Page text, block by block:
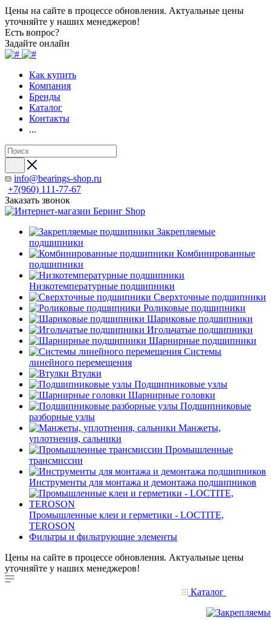
Цены на сайте в процессе обновления. Актуальные цены
уточняйте у наших менеджеров!
Есть вопрос?
Задайте онлайн
Как купить
Компания
Бренды
Каталог
Контакты
...
info@bearings-shop.ru
+7(960) 111-77-67
Заказать звонок
Закрепляемые
подшипники
Комбинированные
подшипники
Низкотемпературные подшипники
Сверхточные подшипники
Роликовые подшипники
Шариковые подшипники
Игольчатые подшипники
Шарнирные подшипники
Системы
линейного перемещения
Втулки
Подшипниковые узлы
Шарнирные головки
Подшипниковые
разборные узлы
Манжеты,
уплотнения, сальники
Промышленные
трансмиссии
Инструменты для монтажа и демонтажа подшипников
Промышленные клеи и герметики - LOCTITE,
TEROSON
Фильтры и фильтрующие элементы
Цены на сайте в процессе обновления. Актуальные цены
уточняйте у наших менеджеров!
Каталог